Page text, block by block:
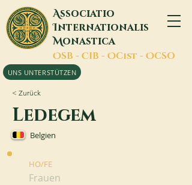
Associatio
Internationalis
Monastica
OSB - CIB - OCist - OCSO
UNS UNTERSTÜTZEN
< Zurück
Ledegem
Belgien
HO/FE
Frauen